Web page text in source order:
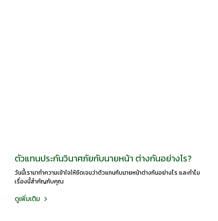
ตัวแทนประกันวินาศภัยกับนายหน้า ต่างกันอย่างไร?
วันนี้เรามาทำความเข้าใจให้ชัดเจนว่าตัวแทนกับนายหน้าต่างกันอย่างไร และทำไม
เรื่องนี้สำคัญกับคุณ
ดูเพิ่มเติม